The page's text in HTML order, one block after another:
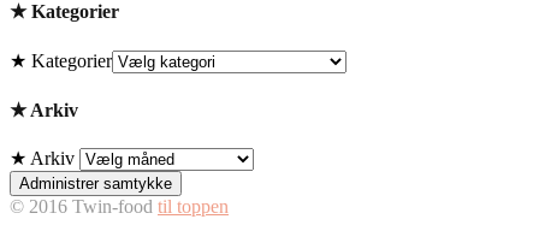
★ Kategorier
★ Kategorier
★ Arkiv
★ Arkiv
Administrer samtykke
© 2016 Twin-food til toppen